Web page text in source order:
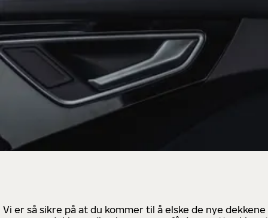
Vi er så sikre på at du kommer til å elske de nye